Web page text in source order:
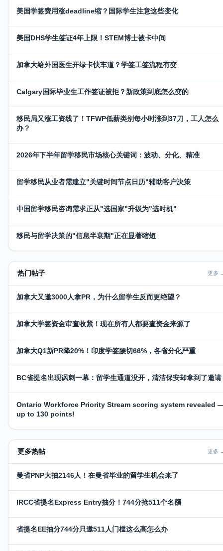
美国学签费用涨deadline缩？国际学生注意这些变化
美国DHS学生签证4年上限！STEM博士被卡中间
加拿大给外国医生开绿卡快车道？学签工签流程有变
Calgary国际毕业生工作签证被拒？新政策到底怎么变的
移民局又涨工资线了！TFWP低薪类别每小时涨到37刀，工人怎么
办？
2026年下半年留学移民市场核心关键词：波动、分化、精准
留学移民从业者需建立"关键时间节点日历"辅助客户决策
中国留学移民咨询需求正从"选国家"升级为"选时机"
移民与留学决策的"信息半衰期"正在显著缩短
热门帖子 更多
加拿大又邀3000人拿PR，为什么留学生反而更绝望？
加拿大学签资金审查收紧！现在所有人都要查资金来源了
加拿大Q1新PR降20%！印度学签腰切66%，各省分化严重
BC省提名出现讽刺一幕：留学生通道没开，清洁保安却拿到了邀请
Ontario Workforce Priority Stream scoring system revealed
up to 130 points!
更多热帖 更多
曼省PNP大抽2146人！在曼省毕业的留学生机会来了
IRCC省提名Express Entry抽分！744分抢511个名额
省提名EE抽分744分只邀511人门槛这么高怎么办